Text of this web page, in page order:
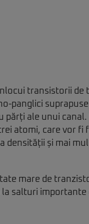
transistorii de
panglici
părți ale unui
atomi, care vor
densității și mai
mare de
salturi